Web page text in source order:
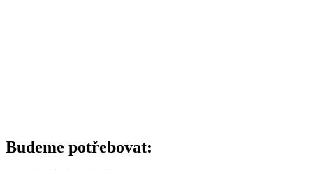
Budeme potřebovat: